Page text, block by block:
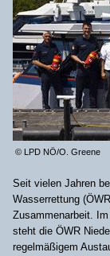
© LPD NÖ/O. Greene
Seit vielen Jahren
Wasserrettung
Zusammenarbeit.
steht die ÖWR
regelmäßigem